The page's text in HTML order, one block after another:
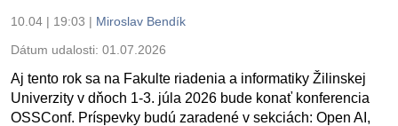
10.04 | 19:03 | Miroslav Bendík
Dátum udalosti: 01.07.2026
Aj tento rok sa na Fakulte riadenia a informatiky Žilinskej
Univerzity v dňoch 1-3. júla 2026 bude konať konferencia
OSSConf. Príspevky budú zaradené v sekciách: Open AI,